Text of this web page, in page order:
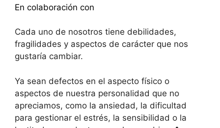
En colaboración con
Cada uno de nosotros tiene debilidades,
fragilidades y aspectos de carácter que nos
gustaría cambiar.
Ya sean defectos en el aspecto físico o
aspectos de nuestra personalidad que no
apreciamos, como la ansiedad, la dificultad
para gestionar el estrés, la sensibilidad o la